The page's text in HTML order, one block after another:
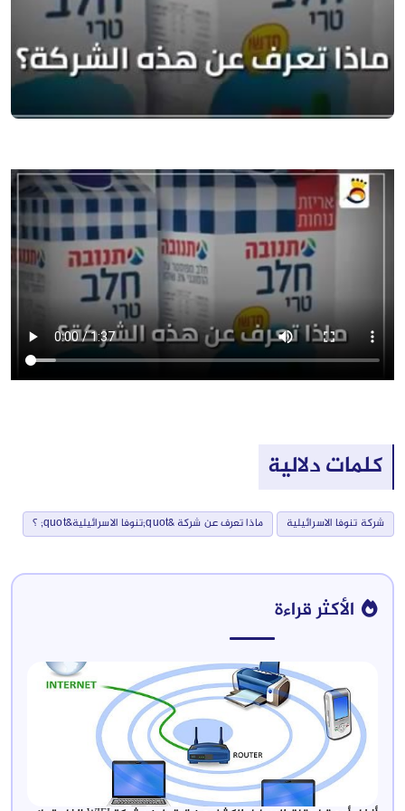
ماذا تعرف عن شركة &quot;تنوفا الاسرائيلية&quot; ؟